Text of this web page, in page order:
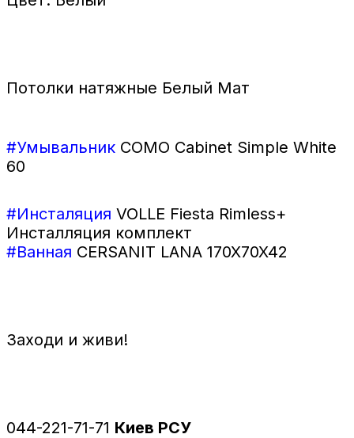
Потолки натяжные Белый Мат
#Умывальник COMO Cabinet Simple White
60
#Инсталяция VOLLE Fiesta Rimless+
Инсталляция комплект
#Ванная CERSANIT LANA 170X70X42
Заходи и живи!
044-221-71-71 Киев РСУ